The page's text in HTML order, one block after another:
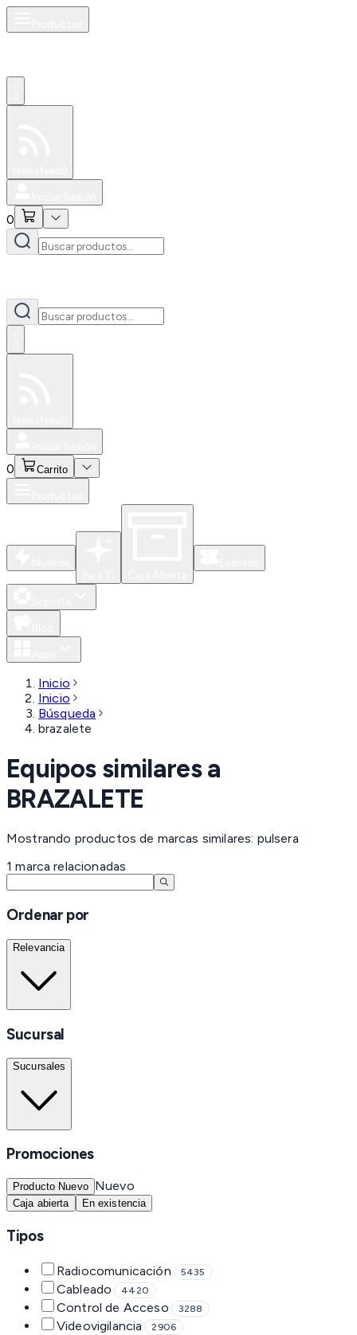
0
0 Carrito
Inicio
Inicio
Búsqueda
brazalete
Equipos similares a
BRAZALETE
Mostrando productos de marcas similares: pulsera
1 marca relacionadas
Ordenar por
Relevancia
Sucursal
Sucursales
Promociones
Producto Nuevo Nuevo
Caja abierta En existencia
Tipos
Radiocomunicación 5435
Cableado 4420
Control de Acceso 3288
Videovigilancia 2906